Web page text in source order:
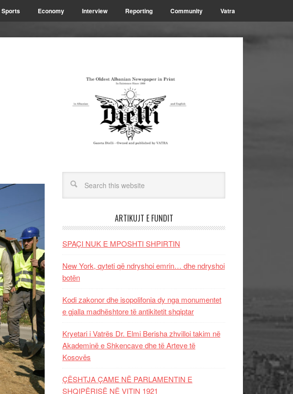
Sports Economy Interview Reporting Community Vatra
ARTIKUJT E FUNDIT
SPAÇI NUK E MPOSHTI SHPIRTIN
New York, qyteti që ndryshoi emrin… dhe ndryshoi
botën
Kodi zakonor dhe isopolifonia dy nga monumentet
e gjalla madhështore të antikitetit shqiptar
Kryetari i Vatrës Dr. Elmi Berisha zhvilloi takim në
Akademinë e Shkencave dhe të Arteve të
Kosovës
ÇËSHTJA ÇAME NË PARLAMENTIN E
SHQIPËRISË NË VITIN 1921